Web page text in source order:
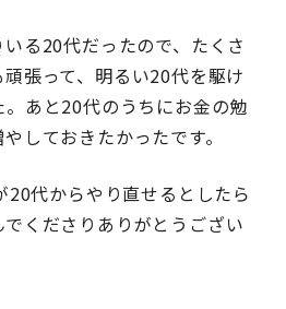
る20代だったので、たくさ
張って、明るい20代を駆け
あと20代のうちにお金の勉
しておきたかったです。
代からやり直せるとしたら
くださりありがとうござい